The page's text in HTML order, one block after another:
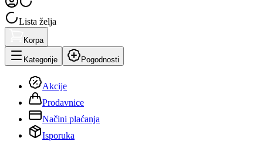
Lista želja
Korpa
Kategorije Pogodnosti
Akcije
Prodavnice
Načini plaćanja
Isporuka